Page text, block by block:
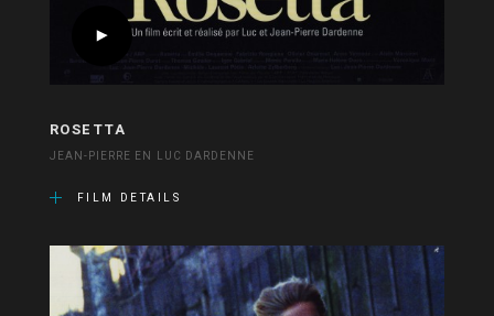
ROSETTA
JEAN-PIERRE EN LUC DARDENNE
FILM DETAILS